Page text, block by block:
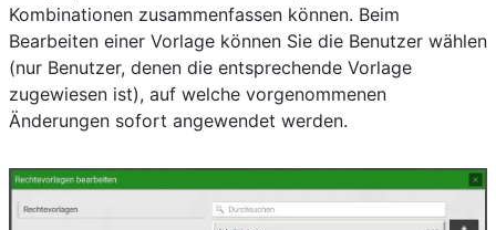
Kombinationen zusammenfassen können. Beim
Bearbeiten einer Vorlage können Sie die Benutzer wählen
(nur Benutzer, denen die entsprechende Vorlage
zugewiesen ist), auf welche vorgenommenen
Änderungen sofort angewendet werden.